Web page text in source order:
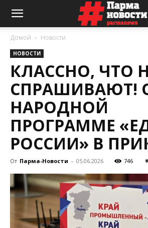
Домой Новости
НОВОСТИ
КЛАССНО, ЧТО
СПРАШИВАЮТ!
НАРОДНОЙ
ПРОГРАММЕ
РОССИИ» В
От Парма-Новости - 05.06.2026 746